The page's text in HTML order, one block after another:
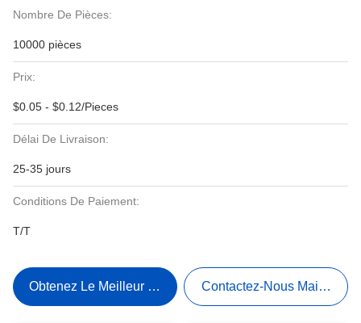
Nombre De Pièces:
10000 pièces
Prix:
$0.05 - $0.12/Pieces
Délai De Livraison:
25-35 jours
Conditions De Paiement:
T/T
Obtenez Le Meilleur Prix Contactez-Nous Maintenant